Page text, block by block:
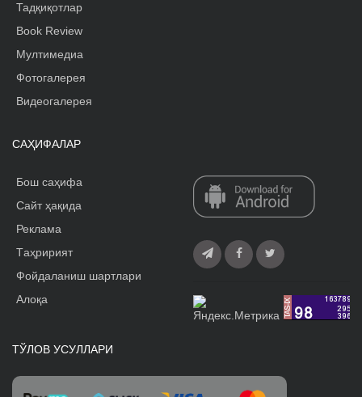
Тадқиқотлар
Book Review
Мултимедиа
Фотогалерея
Видеогалерея
САҲИФАЛАР
Бош саҳифа
Сайт ҳақида
Реклама
Tаҳририят
Фойдаланиш шартлари
Алоқа
ТЎЛОВ УСУЛЛАРИ